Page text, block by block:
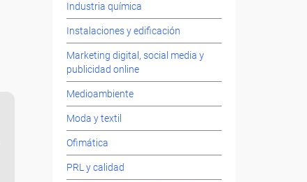
Industria química
Instalaciones y edificación
Marketing digital, social media y
publicidad online
Medioambiente
Moda y textil
Ofimática
PRL y calidad